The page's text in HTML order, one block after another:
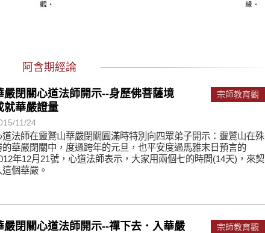
阿含期經論
嚴閉關心道法師開示--身歷佛菩薩境
就華嚴證量
11/24
道法師在靈鷲山華嚴閉關圓滿時特別向四眾弟子開示：靈鷲山在殊
的華嚴閉關中，度過跨年的元旦，也平安度過馬雅末日預言的
年12月21號，心道法師表示，大家用­兩個七的時間(14天)，來契
這個華嚴。
宗師教育觀
嚴閉關心道法師開示--禪下去．入華嚴
宗師教育觀